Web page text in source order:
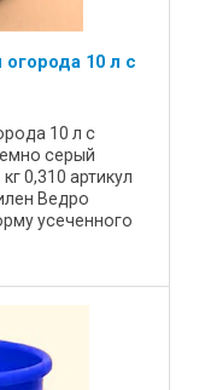
10 л с
10 л с
серый
0,310 артикул
Ведро
усеченного